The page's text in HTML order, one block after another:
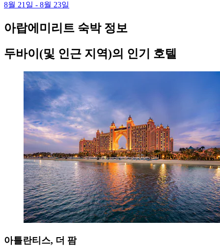
8월 21일 - 8월 23일
아랍에미리트 숙박 정보
두바이(및 인근 지역)의 인기 호텔
아틀란티스, 더 팜